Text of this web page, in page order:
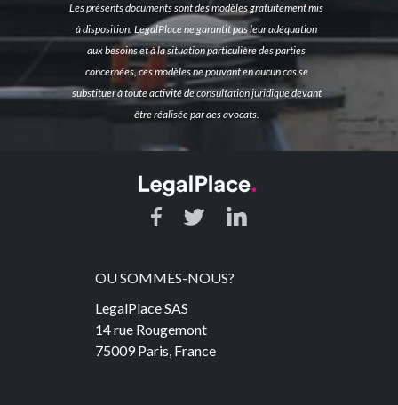
OU SOMMES-NOUS?
LegalPlace SAS
14 rue Rougemont
75009 Paris, France
Les présents documents sont des modèles gratuitement mis
à disposition. LegalPlace ne garantit pas leur adéquation
aux besoins et à la situation particulière des parties
concernées, ces modèles ne pouvant en aucun cas se
substituer à toute activité de consultation juridique devant
être réalisée par des avocats.